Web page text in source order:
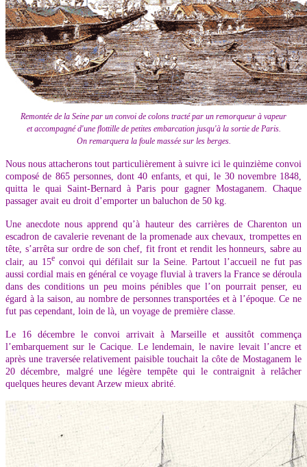
Remontée de la Seine par un convoi de colons tracté par un remorqueur à vapeur
et accompagné d'une flottille de petites embarcation jusqu'à la sortie de Paris.
On remarquera la foule massée sur les berges.
Nous nous attacherons tout particulièrement à suivre ici le quinzième convoi
composé de 865 personnes, dont 40 enfants, et qui, le 30 novembre 1848,
quitta le quai Saint-Bernard à Paris pour gagner Mostaganem. Chaque
passager avait eu droit d’emporter un baluchon de 50 kg.
Une anecdote nous apprend qu’à hauteur des carrières de Charenton un
escadron de cavalerie revenant de la promenade aux chevaux, trompettes en
tête, s’arrêta sur ordre de son chef, fit front et rendit les honneurs, sabre au
clair, au 15e convoi qui défilait sur la Seine. Partout l’accueil ne fut pas
aussi cordial mais en général ce voyage fluvial à travers la France se déroula
dans des conditions un peu moins pénibles que l’on pourrait penser, eu
égard à la saison, au nombre de personnes transportées et à l’époque. Ce ne
fut pas cependant, loin de là, un voyage de première classe.
Le 16 décembre le convoi arrivait à Marseille et aussitôt commença
l’embarquement sur le Cacique. Le lendemain, le navire levait l’ancre et
après une traversée relativement paisible touchait la côte de Mostaganem le
20 décembre, malgré une légère tempête qui le contraignit à relâcher
quelques heures devant Arzew mieux abrité.